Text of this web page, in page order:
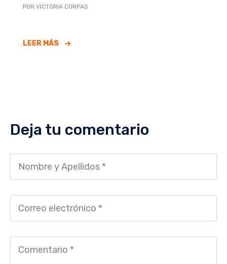
POR VICTORIA CORPAS
LEER MÁS
Deja tu comentario